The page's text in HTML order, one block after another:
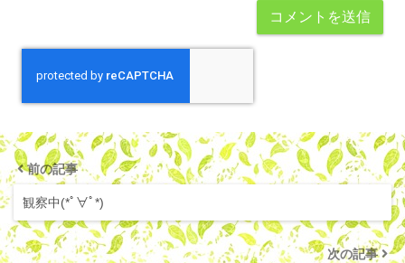
前の記事
観察中(*ﾟ∀ﾟ*)
次の記事